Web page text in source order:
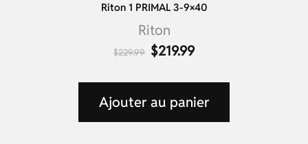
Riton 1 PRIMAL 3-9×40
Riton
$229.99 $219.99
Ajouter au panier